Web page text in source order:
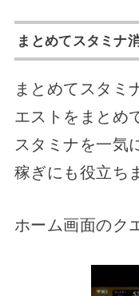
まとめてスタミナ
まとめてスタミ
エストをまとめ
スタミナを一気
稼ぎにも役立ち
ホーム画面のク